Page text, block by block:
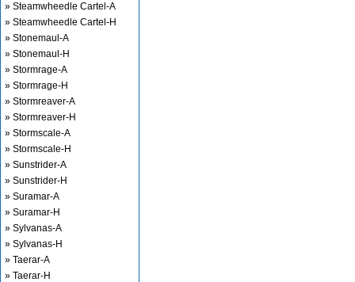
» Steamwheedle Cartel-A
» Steamwheedle Cartel-H
» Stonemaul-A
» Stonemaul-H
» Stormrage-A
» Stormrage-H
» Stormreaver-A
» Stormreaver-H
» Stormscale-A
» Stormscale-H
» Sunstrider-A
» Sunstrider-H
» Suramar-A
» Suramar-H
» Sylvanas-A
» Sylvanas-H
» Taerar-A
» Taerar-H